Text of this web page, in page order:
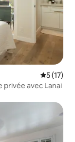
5 (17)
privée avec Lanai